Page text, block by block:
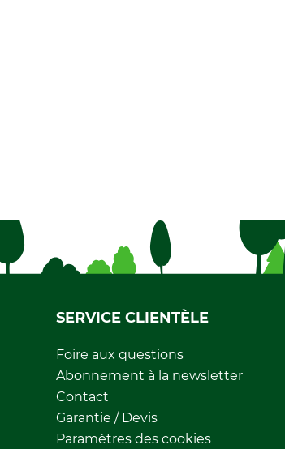
SERVICE CLIENTÈLE
Foire aux questions
Abonnement à la newsletter
Contact
Garantie / Devis
Paramètres des cookies